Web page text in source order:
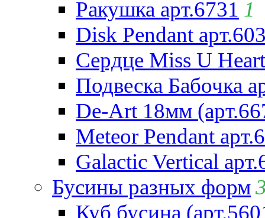
Ракушка арт.6731 1
Disk Pendant
Сердце Miss U
Подвеска Бабочка
De-Art 18мм
Meteor Pendant
Galactic Vertical
Бусины разных форм
Куб бусина